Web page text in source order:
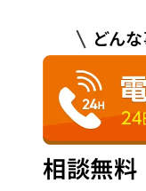
どん
相談無料